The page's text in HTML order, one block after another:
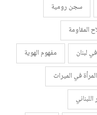
سجن رومية
المقاومة
لبنان
مفهوم الهوية
في الميراث